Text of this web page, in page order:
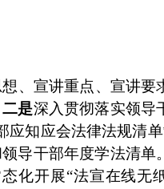
、宣讲重点、宣讲要
二是深入贯彻落实领导
应知应会法律法规清
导干部年度学法清单
化开展“法宣在线无